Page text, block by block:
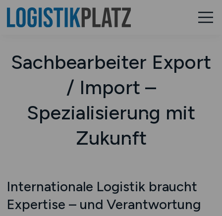
Sachbearbeiter Export
/ Import –
Spezialisierung mit
Zukunft
Internationale Logistik braucht
Expertise – und Verantwortung